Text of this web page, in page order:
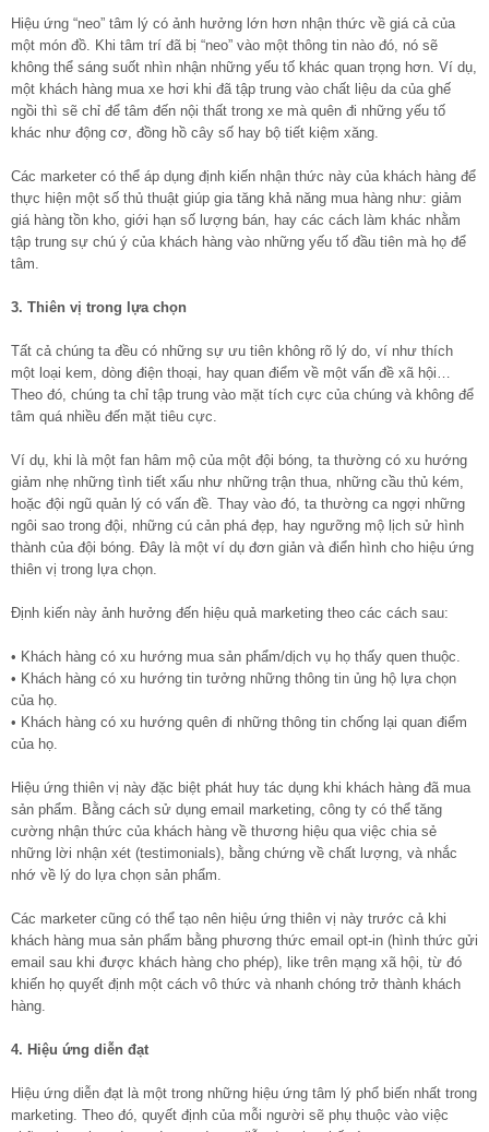
Hiệu ứng “neo” tâm lý có ảnh hưởng lớn hơn nhận thức về giá cả của
một món đồ. Khi tâm trí đã bị “neo” vào một thông tin nào đó, nó sẽ
không thể sáng suốt nhìn nhận những yếu tố khác quan trọng hơn. Ví dụ,
một khách hàng mua xe hơi khi đã tập trung vào chất liệu da của ghế
ngồi thì sẽ chỉ để tâm đến nội thất trong xe mà quên đi những yếu tố
khác như động cơ, đồng hồ cây số hay bộ tiết kiệm xăng.
Các marketer có thể áp dụng định kiến nhận thức này của khách hàng để
thực hiện một số thủ thuật giúp gia tăng khả năng mua hàng như: giảm
giá hàng tồn kho, giới hạn số lượng bán, hay các cách làm khác nhằm
tập trung sự chú ý của khách hàng vào những yếu tố đầu tiên mà họ để
tâm.
3. Thiên vị trong lựa chọn
Tất cả chúng ta đều có những sự ưu tiên không rõ lý do, ví như thích
một loại kem, dòng điện thoại, hay quan điểm về một vấn đề xã hội…
Theo đó, chúng ta chỉ tập trung vào mặt tích cực của chúng và không để
tâm quá nhiều đến mặt tiêu cực.
Ví dụ, khi là một fan hâm mộ của một đội bóng, ta thường có xu hướng
giảm nhẹ những tình tiết xấu như những trận thua, những cầu thủ kém,
hoặc đội ngũ quản lý có vấn đề. Thay vào đó, ta thường ca ngợi những
ngôi sao trong đội, những cú cản phá đẹp, hay ngưỡng mộ lịch sử hình
thành của đội bóng. Đây là một ví dụ đơn giản và điển hình cho hiệu ứng
thiên vị trong lựa chọn.
Định kiến này ảnh hưởng đến hiệu quả marketing theo các cách sau:
• Khách hàng có xu hướng mua sản phẩm/dịch vụ họ thấy quen thuộc.
• Khách hàng có xu hướng tin tưởng những thông tin ủng hộ lựa chọn
của họ.
• Khách hàng có xu hướng quên đi những thông tin chống lại quan điểm
của họ.
Hiệu ứng thiên vị này đặc biệt phát huy tác dụng khi khách hàng đã mua
sản phẩm. Bằng cách sử dụng email marketing, công ty có thể tăng
cường nhận thức của khách hàng về thương hiệu qua việc chia sẻ
những lời nhận xét (testimonials), bằng chứng về chất lượng, và nhắc
nhớ về lý do lựa chọn sản phẩm.
Các marketer cũng có thể tạo nên hiệu ứng thiên vị này trước cả khi
khách hàng mua sản phẩm bằng phương thức email opt-in (hình thức gửi
email sau khi được khách hàng cho phép), like trên mạng xã hội, từ đó
khiến họ quyết định một cách vô thức và nhanh chóng trở thành khách
hàng.
4. Hiệu ứng diễn đạt
Hiệu ứng diễn đạt là một trong những hiệu ứng tâm lý phổ biến nhất trong
marketing. Theo đó, quyết định của mỗi người sẽ phụ thuộc vào việc